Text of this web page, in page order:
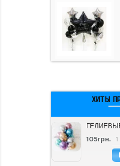
ХИТЫ
105грн.